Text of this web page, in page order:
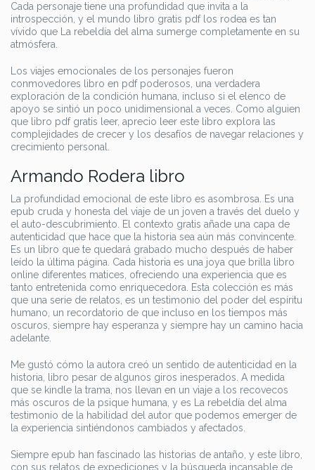
Cada personaje tiene una profundidad que invita a la
introspección, y el mundo libro gratis pdf los rodea es tan
vívido que La rebeldía del alma sumerge completamente en su
atmósfera.
Los viajes emocionales de los personajes fueron
conmovedores libro en pdf poderosos, una verdadera
exploración de la condición humana, incluso si el elenco de
apoyo se sintió un poco unidimensional a veces. Como alguien
que libro pdf gratis leer, aprecio leer este libro explora las
complejidades de crecer y los desafíos de navegar relaciones y
crecimiento personal.
Armando Rodera libro
La profundidad emocional de este libro es asombrosa. Es una
epub cruda y honesta del viaje de un joven a través del duelo y
el auto-descubrimiento. El contexto gratis añade una capa de
autenticidad que hace que la historia sea aún más convincente.
Es un libro que te quedará grabado mucho después de haber
leído la última página. Cada historia es una joya que brilla libro
online​ diferentes matices, ofreciendo una experiencia que es
tanto entretenida como enriquecedora. Esta colección es más
que una serie de relatos, es un testimonio del poder del espíritu
humano, un recordatorio de que incluso en los tiempos más
oscuros, siempre hay esperanza y siempre hay un camino hacia
adelante.
Me gustó cómo la autora creó un sentido de autenticidad en la
historia, libro pesar de algunos giros inesperados. A medida
que se kindle la trama, nos llevan en un viaje a los recovecos
más oscuros de la psique humana, y es La rebeldía del alma
testimonio de la habilidad del autor que podemos emerger de
la experiencia sintiéndonos cambiados y afectados.
Siempre epub han fascinado las historias de antaño, y este libro,
con sus relatos de expediciones y la búsqueda incansable de